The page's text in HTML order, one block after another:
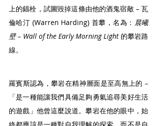
上的錨栓，試圖毀掉這條由他的酒鬼宿敵 – 瓦
倫哈汀 (Warren Harding) 首攀，名為： 晨曦
壁 – Wall of the Early Morning Light 的攀岩路
線。
羅賓斯認為，攀岩在精神層面是至高無上的 –
「是一種能讓我們具備足夠勇氣追尋美好生活
的遊戲」他曾這麼說道。攀岩在他的眼中，始
終都應該是一種對自我理解的探索，而不是自